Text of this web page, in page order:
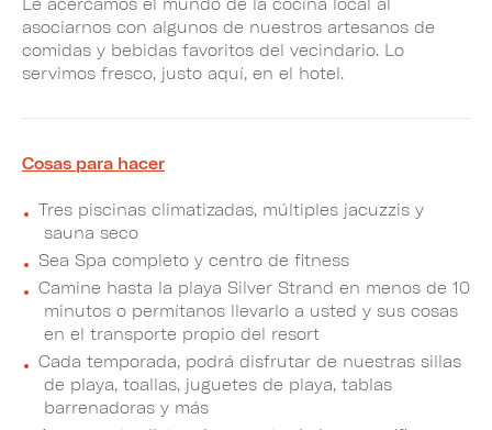
asociarnos con algunos de nuestros artesanos de
comidas y bebidas favoritos del vecindario. Lo
servimos fresco, justo aquí, en el hotel.
Cosas para hacer
Tres piscinas climatizadas, múltiples jacuzzis y
sauna seco
Sea Spa completo y centro de fitness
Camine hasta la playa Silver Strand en menos de 10
minutos o permítanos llevarlo a usted y sus cosas
en el transporte propio del resort
Cada temporada, podrá disfrutar de nuestras sillas
de playa, toallas, juguetes de playa, tablas
barrenadoras y más